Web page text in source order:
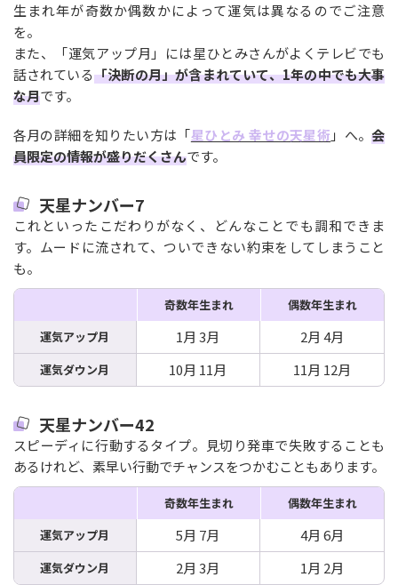
生まれ年が奇数か偶数かによって運気は異なるのでご注意
を。
また、「運気アップ月」には星ひとみさんがよくテレビでも
話されている「決断の月」が含まれていて、1年の中でも大事
な月です。
各月の詳細を知りたい方は「星ひとみ 幸せの天星術 」へ。会
員限定の情報が盛りだくさんです。
天星ナンバー7
これといったこだわりがなく、どんなことでも調和できま
す。ムードに流されて、ついできない約束をしてしまうこと
も。
奇数年生まれ
偶数年生まれ
運気アップ月
1月 3月 2月 4月
運気ダウン月 10月 11月 11月 12月
天星ナンバー42
スピーディに行動するタイプ。見切り発車で失敗することも
あるけれど、素早い行動でチャンスをつかむこともあります。
奇数年生まれ
偶数年生まれ
運気アップ月
5月 7月 4月 6月
運気ダウン月 2月 3月 1月 2月